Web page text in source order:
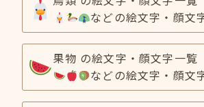
などの絵文字・顔文
果物 の絵文字・顔文字一覧
などの絵文字・顔文